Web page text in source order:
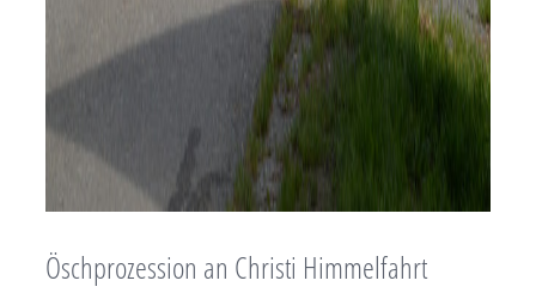
Öschprozession an Christi Himmelfahrt